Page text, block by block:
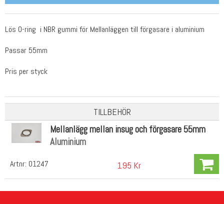
Lös O-ring i NBR gummi för Mellanläggen till förgasare i aluminium
Passar 55mm
Pris per styck
TILLBEHÖR
Artnr: 01247
Mellanlägg mellan insug och förgasare 55mm
Aluminium
195 Kr